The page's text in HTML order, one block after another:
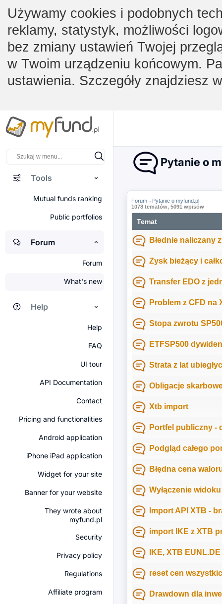
Używamy cookies i podobnych
reklamy, statystyk, możliwości
bez zmiany ustawień Twojej
w Twoim urządzeniu końcowym.
ustawienia. Szczegóły znajdziesz
Tools
Mutual funds ranking
Public portfolios
Forum
Forum
What's new
Help
Help
FAQ
UI tour
API Documentation
Contact
Pricing and functionalities
Android application
iPhone iPad application
Widget for your site
Banner for your website
They wrote about
myfund.pl
Security
Privacy policy
Regulations
Affiliate program
Pytanie o
Forum→ Pytanie o myfund.pl
1078 tematów, 5091 wpisów
Temat
Błednie naliczany
Zysk bieżący i
Transfer EDO z
Problem z CFD na
Stopa zwrotu
ETFSP500
Strata z lat
Obligacje
Xtb import
Portfel publiczny -
Podgląd całego
Błędna cena
Wyłączenie
Import API XTB -
import IKE z XTB
IKE, XTB EUNL.DE
reset cen
Drawdown dla